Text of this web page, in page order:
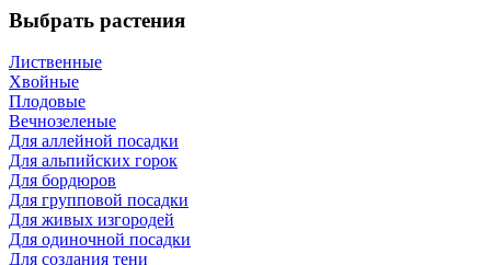
Выбрать растения
Лиственные
Хвойные
Плодовые
Вечнозеленые
Для аллейной посадки
Для альпийских горок
Для бордюров
Для групповой посадки
Для живых изгородей
Для одиночной посадки
Для создания тени